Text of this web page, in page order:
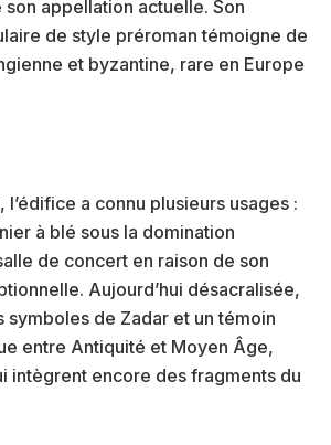
appellation actuelle. Son
de style préroman témoigne de
et byzantine, rare en Europe
a connu plusieurs usages :
à blé sous la domination
de concert en raison de son
Aujourd’hui désacralisée,
symboles de Zadar et un témoin
entre Antiquité et Moyen Âge,
intègrent encore des fragments du